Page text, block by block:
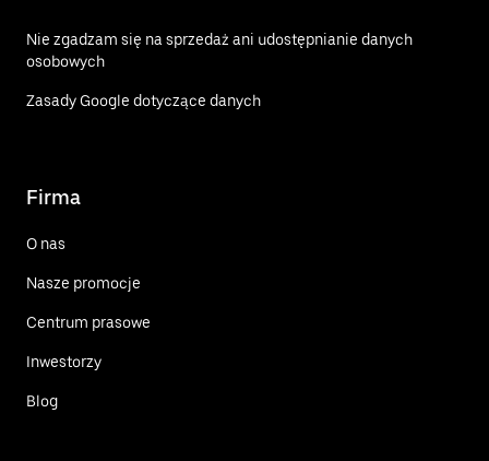
Nie zgadzam się na sprzedaż ani udostępnianie danych
osobowych
Zasady Google dotyczące danych
Firma
O nas
Nasze promocje
Centrum prasowe
Inwestorzy
Blog